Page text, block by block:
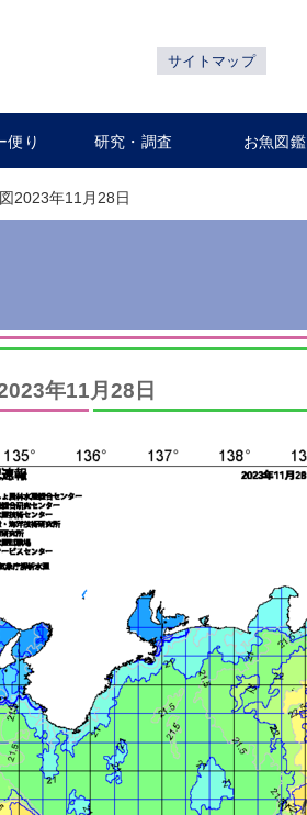
サイトマップ
便り 研究・調査 お魚図鑑
2023年11月28日
年11月28日